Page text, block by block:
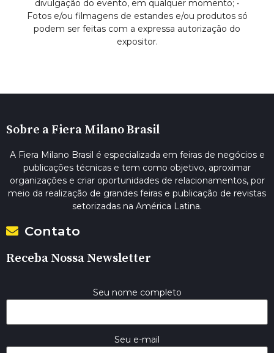
divulgação do evento, em qualquer momento; •
Fotos e/ou filmagens de estandes e/ou produtos só
podem ser feitas com a expressa autorização do
expositor.
Sobre a Fiera Milano Brasil
A Fiera Milano Brasil é especializada em feiras de negócios e
publicações técnicas e tem como objetivo, aproximar
organizações e criar oportunidades de relacionamentos, por
meio da realização de grandes feiras e publicação de revistas
setorizadas na América Latina.
Contato
Receba Nossa Newsletter
Seu nome completo
Seu e-mail